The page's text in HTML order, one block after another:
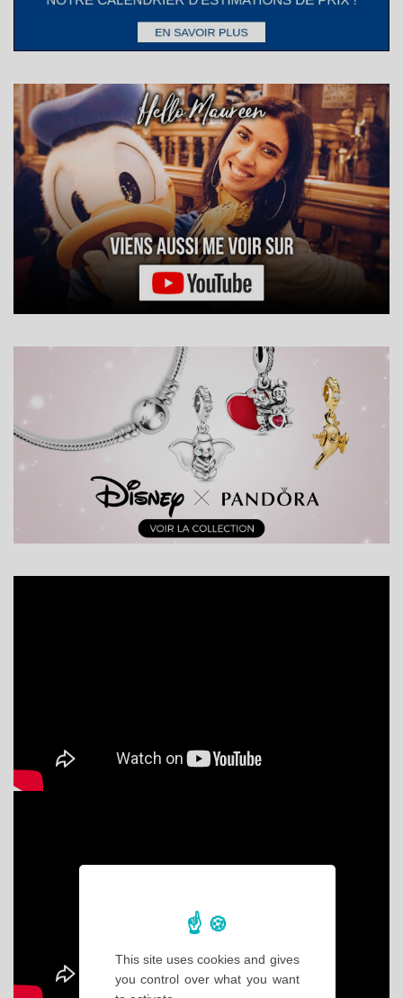
This site uses cookies and gives
you control over what you want